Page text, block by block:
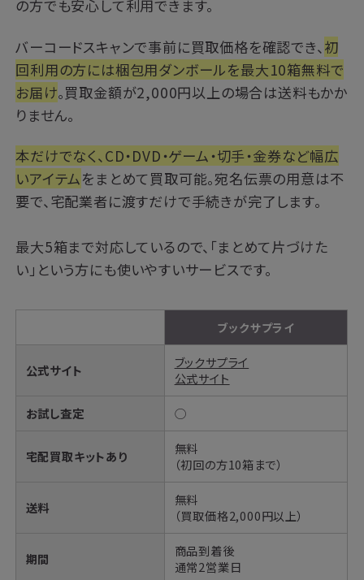
の方でも安心して利用できます。
バーコードスキャンで事前に買取価格を確認でき、 初
回利用の方には梱包用ダンボールを最大10箱無料で
お届け。買取金額が2,000円以上の場合は送料もかか
りません。
本だけでなく、CD・DVD・ゲーム・切手・金券など幅広
いアイテムをまとめて買取可能。宛名伝票の用意は不
要で、宅配業者に渡すだけで手続きが完了します。
最大5箱まで対応しているので、「まとめて片づけた
い」という方にも使いやすいサービスです。
ブックサプライ
公式サイト
ブックサプライ
公式サイト
お試し査定 ◯
宅配買取キットあり
無料
（初回の方10箱まで）
送料
無料
（買取価格2,000円以上）
期間
商品到着後
通常2営業日